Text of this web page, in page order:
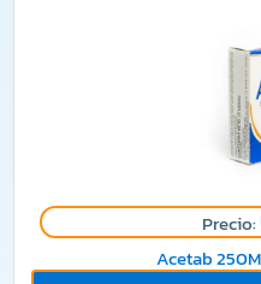
Precio:
Acetab